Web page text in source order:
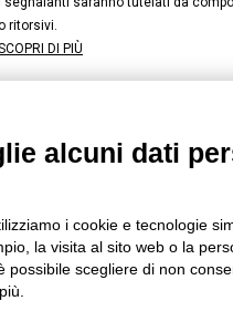
ritorsivi.
DI PIÙ
alcuni dati
i cookie e tecnologie
la visita al sito web o la
scegliere di non